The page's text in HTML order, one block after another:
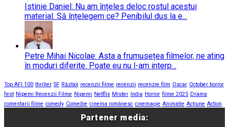
Istinie Daniel: Nu am înțeles deloc rostul acestui
material. Să înțelegem ce? Penibilul dus la e...
Petre Mihai Nicolae: Asta a frumusețea filmelor, ne ating
în moduri diferite. Poate eu nu l-am interp...
Top AFI 100 thriller SF Război recenzii filme recenzii recenzie film Oscar October horror
fest Nipemi Recenzii Filme Nipemi Netflix Mister India Horror filme 2025 Drama
comentarii filme comedy Comedie cinema românesc cinemagie Animatie Acțiune Action
Partener media: